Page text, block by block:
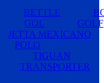
BETTLE
GOL
GOLF
JETTA MEXICANO
POLO
TIGUAN
TRANSPORTER